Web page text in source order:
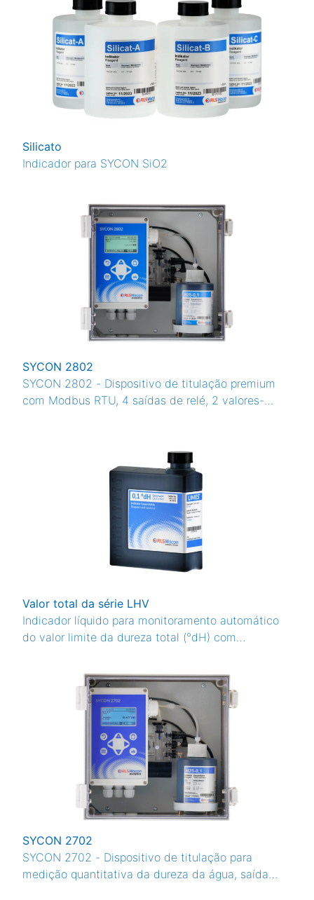
Silicato
Indicador para SYCON SiO2
SYCON 2802
SYCON 2802 - Dispositivo de titulação premium
com Modbus RTU, 4 saídas de relé, 2 valores-
Valor total da série LHV
Indicador líquido para monitoramento automático
do valor limite da dureza total (°dH) com
SYCON 2702
SYCON 2702 - Dispositivo de titulação para
medição quantitativa da dureza da água, saída